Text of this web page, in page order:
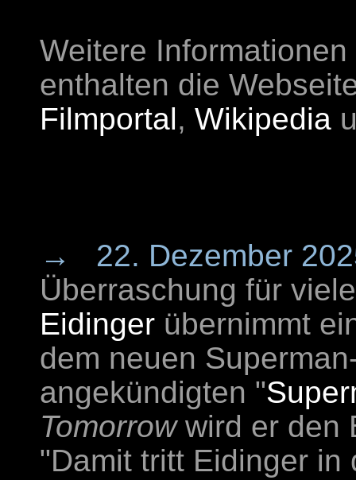
Weitere
enthalten die
Filmportal, Wikipedia
→
22. Dezember
Überraschung für
Eidinger übernimmt
dem neuen
angekündigten "
Tomorrowwird er den
"Damit tritt Eidinger